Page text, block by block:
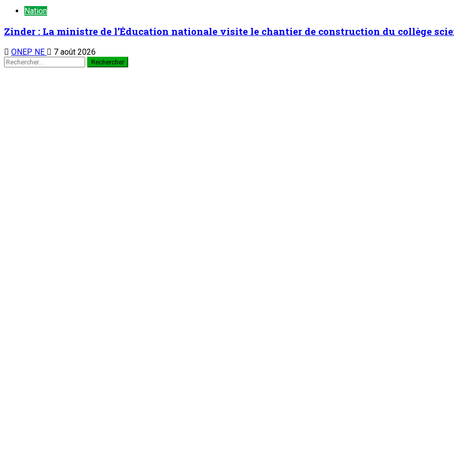
Nation
Zinder : La ministre de l’Éducation nationale visite le chantier de construction du collège
ONEP NE 7 août 2026